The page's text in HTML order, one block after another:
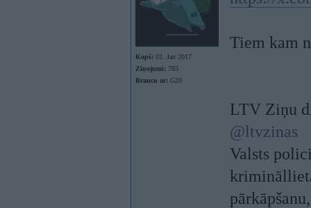
Kopš: 02. Jan 2017
Ziņojumi: 783
Braucu ar: G20
Tiem kam
LTV Ziņu
@ltvzinas
Valsts